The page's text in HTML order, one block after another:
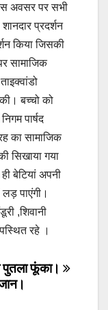
अवसर पर सभी
प्रदर्शन
किया जिसकी
सामाजिक
बच्चो को
पार्षद
का सामाजिक
सिखाया गया
बेटियां अपनी
पाएंगी।
,शिवानी
रहे ।
पुतला फूंका।